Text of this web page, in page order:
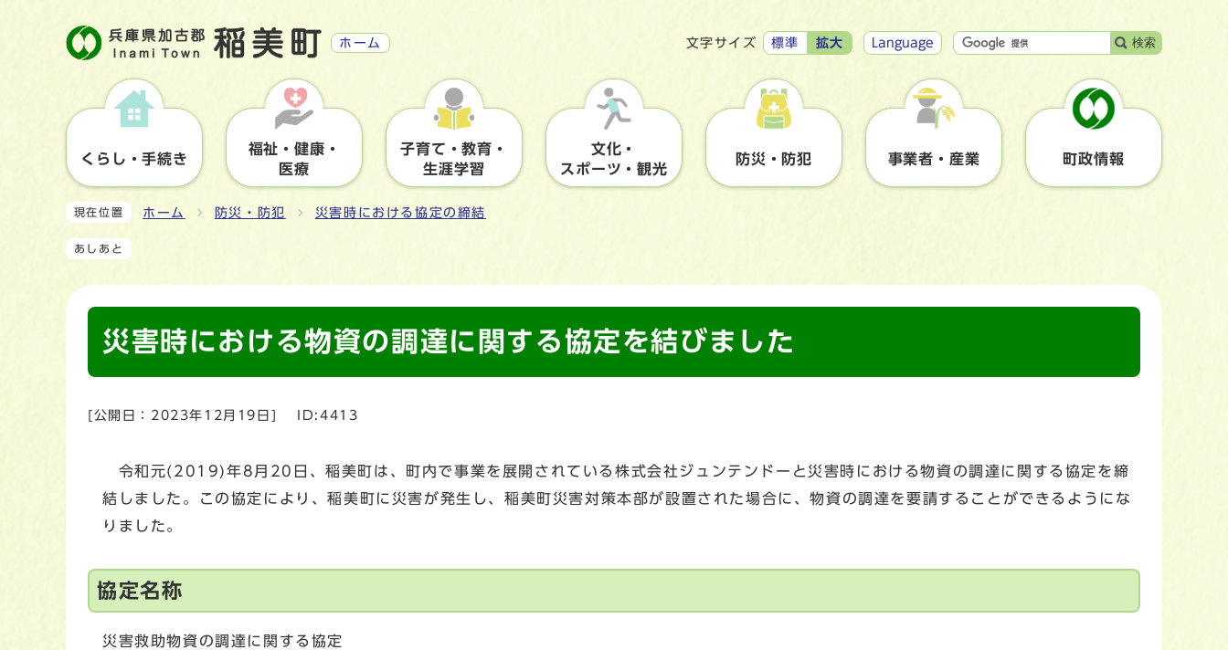
ホーム 文字サイズ 標準 拡大 Language 検索
くらし・手続き
福祉・健康・
医療
子育て・教育・
生涯学習
文化・
スポーツ・観光
防災・防犯 事業者・産業 町政情報
現在位置 ホーム 防災・防犯 災害時における協定の締結
あしあと
災害時における物資の調達に関する協定を結びました
[公開日： 2023年12月19日 ID:4413
令和元(2019)年8月20日、稲美町は、町内で事業を展開されている株式会社ジュンテンドーと災害時における物資の調達に関する協定を締
結しました。この協定により、稲美町に災害が発生し、稲美町災害対策本部が設置された場合に、物資の調達を要請することができるようにな
りました。
協定名称
災害救助物資の調達に関する協定